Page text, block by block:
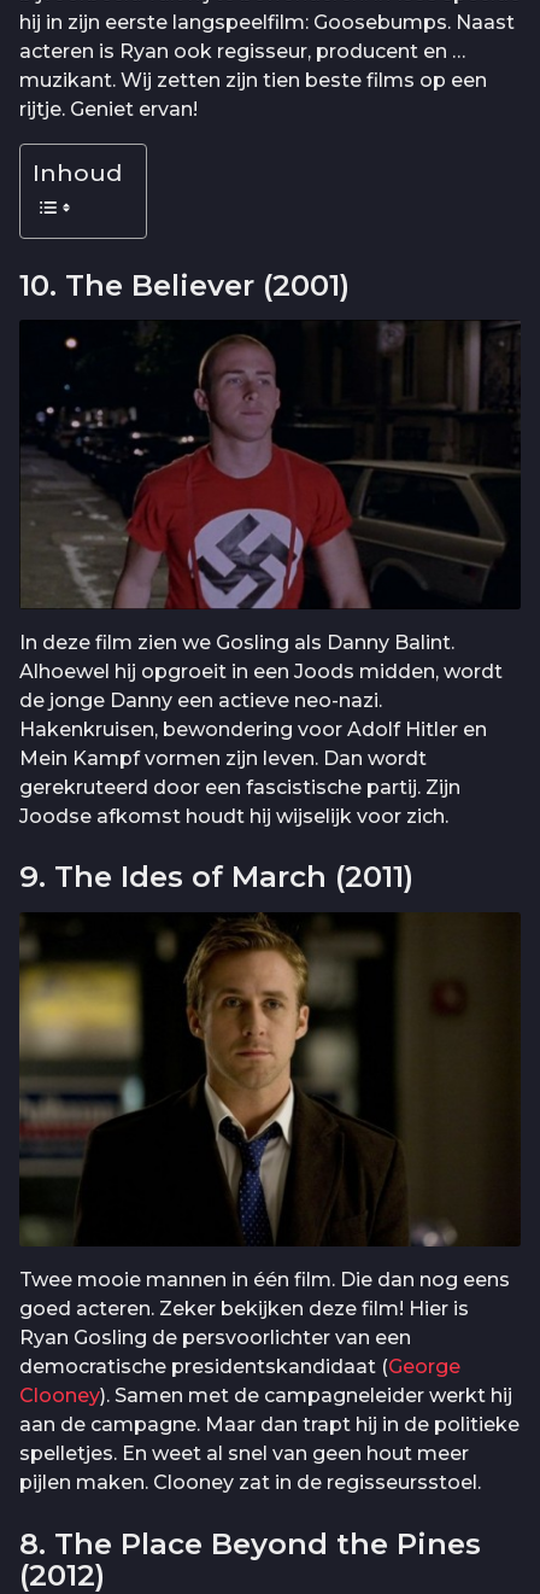
hij in zijn eerste langspeelfilm: Goosebumps. Naast
acteren is Ryan ook regisseur, producent en …
muzikant. Wij zetten zijn tien beste films op een
rijtje. Geniet ervan!
Inhoud
10. The Believer (2001)
In deze film zien we Gosling als Danny Balint.
Alhoewel hij opgroeit in een Joods midden, wordt
de jonge Danny een actieve neo-nazi.
Hakenkruisen, bewondering voor Adolf Hitler en
Mein Kampf vormen zijn leven. Dan wordt
gerekruteerd door een fascistische partij. Zijn
Joodse afkomst houdt hij wijselijk voor zich.
9. The Ides of March (2011)
Twee mooie mannen in één film. Die dan nog eens
goed acteren. Zeker bekijken deze film! Hier is
Ryan Gosling de persvoorlichter van een
democratische presidentskandidaat (George
Clooney). Samen met de campagneleider werkt hij
aan de campagne. Maar dan trapt hij in de politieke
spelletjes. En weet al snel van geen hout meer
pijlen maken. Clooney zat in de regisseursstoel.
8. The Place Beyond the Pines
(2012)